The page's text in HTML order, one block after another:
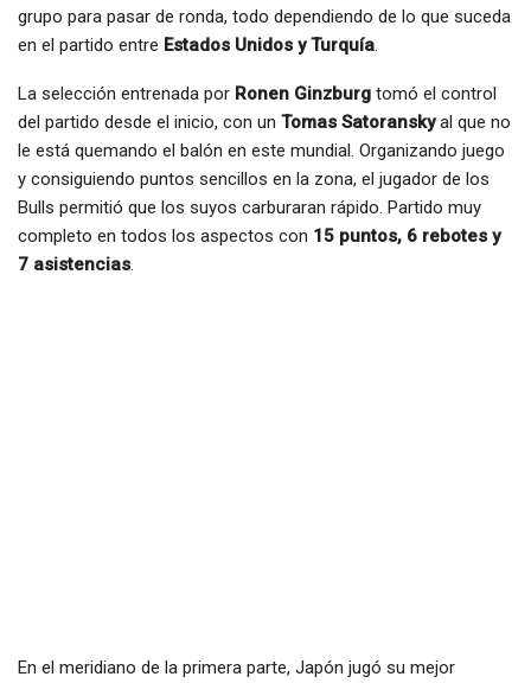
grupo para pasar de ronda, todo dependiendo de lo que suceda
en el partido entre Estados Unidos y Turquía.
La selección entrenada por Ronen Ginzburg tomó el control
del partido desde el inicio, con un Tomas Satoranskyal que no
le está quemando el balón en este mundial. Organizando juego
y consiguiendo puntos sencillos en la zona, el jugador de los
Bulls permitió que los suyos carburaran rápido. Partido muy
completo en todos los aspectos con 15 puntos, 6 rebotes y
7 asistencias.
En el meridiano de la primera parte, Japón jugó su mejor